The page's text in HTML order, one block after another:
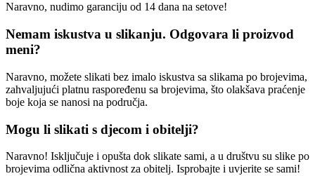
Naravno, nudimo garanciju od 14 dana na setove!
Nemam iskustva u slikanju. Odgovara li proizvod
meni?
Naravno, možete slikati bez imalo iskustva sa slikama po brojevima,
zahvaljujući platnu raspoređenu sa brojevima, što olakšava praćenje
boje koja se nanosi na područja.
Mogu li slikati s djecom i obitelji?
Naravno! Isključuje i opušta dok slikate sami, a u društvu su slike po
brojevima odlična aktivnost za obitelj. Isprobajte i uvjerite se sami!